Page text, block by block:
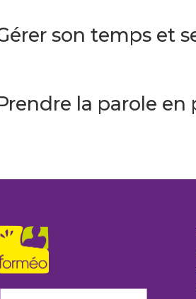
son temps et
la parole en